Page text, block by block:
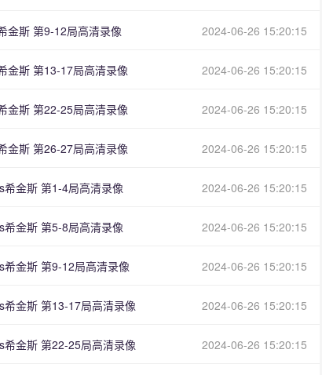
金斯 第9-12局高清录像 2024-06-26 15:20:15
金斯 第13-17局高清录像 2024-06-26 15:20:15
金斯 第22-25局高清录像 2024-06-26 15:20:15
金斯 第26-27局高清录像 2024-06-26 15:20:15
金斯 第1-4局高清录像 2024-06-26 15:20:15
金斯 第5-8局高清录像 2024-06-26 15:20:15
金斯 第9-12局高清录像 2024-06-26 15:20:15
金斯 第13-17局高清录像 2024-06-26 15:20:15
金斯 第22-25局高清录像 2024-06-26 15:20:15